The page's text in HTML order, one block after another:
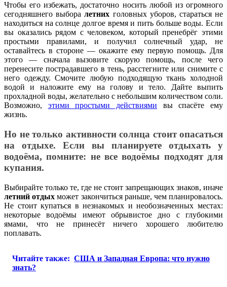
Чтобы его избежать, достаточно носить любой из огромного
сегодняшнего выборалетних головных уборов, стараться не
находиться на солнце долгое время и пить больше воды. Если
вы оказались рядом с человеком, который пренебрёг этими
простыми правилами, и получил солнечный удар, не
оставайтесь в стороне — окажите ему первую помощь. Для
этого — сначала вызовите скорую помощь, после чего
перенесите пострадавшего в тень, расстегните или снимите с
него одежду. Смочите любую подходящую ткань холодной
водой и наложите ему на голову и тело. Дайте выпить
прохладной воды, желательно с небольшим количеством соли.
Возможно, этими простыми действиями вы спасёте ему
жизнь.
Но не только активности солнца стоит опасаться
на отдыхе. Если вы планируете отдыхать у
водоёма, помните: не все водоёмы подходят для
купания.
Выбирайте только те, где не стоит запрещающих знаков, иначе
летний отдых может закончиться раньше, чем планировалось.
Не стоит купаться в незнакомых и необозначенных местах:
некоторые водоёмы имеют обрывистое дно с глубокими
ямами, что не принесёт ничего хорошего любителю
поплавать.
Читайте также: США и Западная Европа: что нужно
знать?